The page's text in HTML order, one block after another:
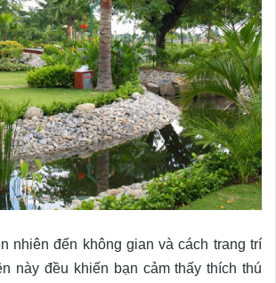
nhiên đến không gian và cách trang trí
này đều khiến bạn cảm thấy thích thú